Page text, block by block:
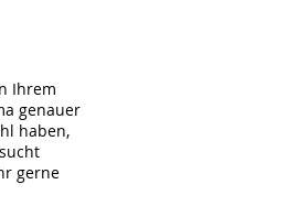
Ihrem
genauer
haben,
gerne